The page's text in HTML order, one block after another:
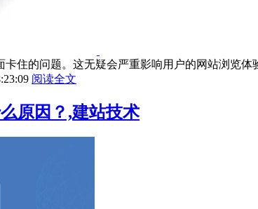
住的问题。这无疑会严重影响用户的网站浏览
阅读全文
原因？,建站技术